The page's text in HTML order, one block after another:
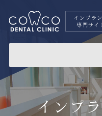
インプ